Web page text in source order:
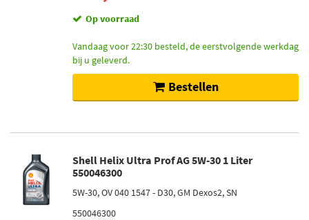
Op voorraad
Vandaag voor 22:30 besteld, de eerstvolgende werkdag
bij u geleverd.
Bestellen
Shell Helix Ultra Prof AG 5W-30 1 Liter
550046300
5W-30, OV 040 1547 - D30, GM Dexos2, SN
550046300